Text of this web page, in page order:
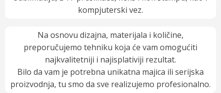
kompjuterski vez.
Na osnovu dizajna, materijala i količine,
preporučujemo tehniku koja će vam omogućiti
najkvalitetniji i najisplativiji rezultat.
Bilo da vam je potrebna unikatna majica ili serijska
proizvodnja, tu smo da sve realizujemo profesionalno.